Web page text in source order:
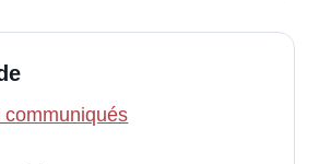
communiqués